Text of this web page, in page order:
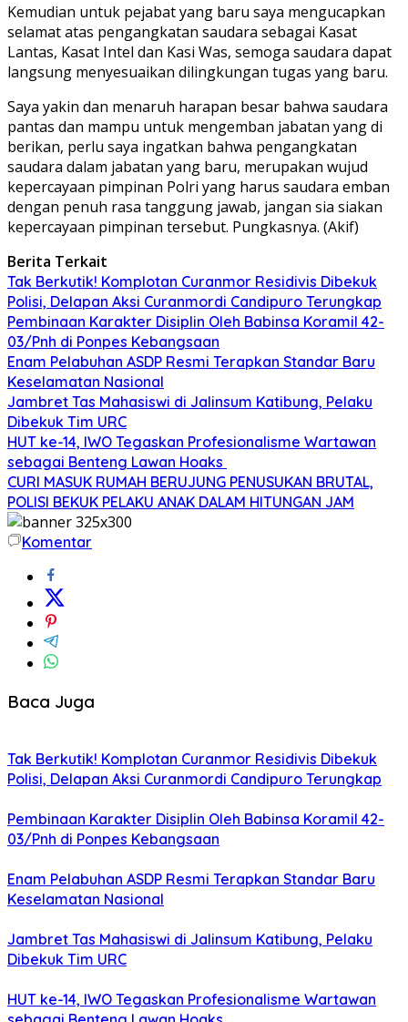
Kemudian untuk pejabat yang baru saya mengucapkan
selamat atas pengangkatan saudara sebagai Kasat
Lantas, Kasat Intel dan Kasi Was, semoga saudara dapat
langsung menyesuaikan dilingkungan tugas yang baru.
Saya yakin dan menaruh harapan besar bahwa saudara
pantas dan mampu untuk mengemban jabatan yang di
berikan, perlu saya ingatkan bahwa pengangkatan
saudara dalam jabatan yang baru, merupakan wujud
kepercayaan pimpinan Polri yang harus saudara emban
dengan penuh rasa tanggung jawab, jangan sia siakan
kepercayaan pimpinan tersebut. Pungkasnya. (Akif)
Berita Terkait
Tak Berkutik! Komplotan Curanmor Residivis Dibekuk
Polisi, Delapan Aksi Curanmordi Candipuro Terungkap
Pembinaan Karakter Disiplin Oleh Babinsa Koramil 42-
03/Pnh di Ponpes Kebangsaan
Enam Pelabuhan ASDP Resmi Terapkan Standar Baru
Keselamatan Nasional
Jambret Tas Mahasiswi di Jalinsum Katibung, Pelaku
Dibekuk Tim URC
HUT ke-14, IWO Tegaskan Profesionalisme Wartawan
sebagai Benteng Lawan Hoaks ‎
CURI MASUK RUMAH BERUJUNG PENUSUKAN BRUTAL,
POLISI BEKUK PELAKU ANAK DALAM HITUNGAN JAM
Komentar
Baca Juga
Tak Berkutik! Komplotan Curanmor Residivis Dibekuk
Polisi, Delapan Aksi Curanmordi Candipuro Terungkap
Pembinaan Karakter Disiplin Oleh Babinsa Koramil 42-
03/Pnh di Ponpes Kebangsaan
Enam Pelabuhan ASDP Resmi Terapkan Standar Baru
Keselamatan Nasional
Jambret Tas Mahasiswi di Jalinsum Katibung, Pelaku
Dibekuk Tim URC
HUT ke-14, IWO Tegaskan Profesionalisme Wartawan